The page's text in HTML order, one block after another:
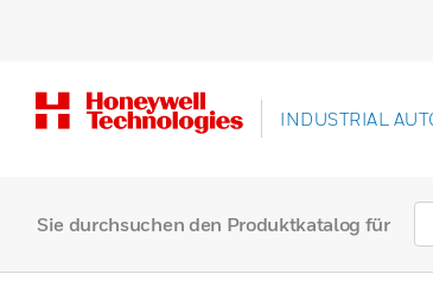
INDUSTRIAL
Sie durchsuchen den Produktkatalog für